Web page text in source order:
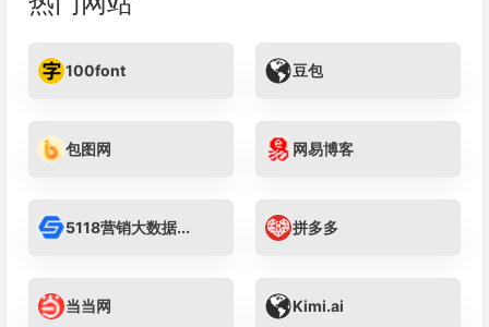
100font 豆包
包图网 网易博客
5118营销大数据... 拼多多
当当网 Kimi.ai